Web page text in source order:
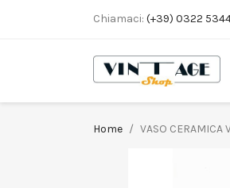
Chiamaci: (+39) 0322
Home VASO CERAMICA